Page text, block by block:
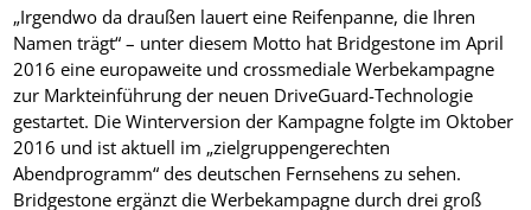
„Irgendwo da draußen lauert eine Reifenpanne, die Ihren
Namen trägt“ – unter diesem Motto hat Bridgestone im April
2016 eine europaweite und crossmediale Werbekampagne
zur Markteinführung der neuen DriveGuard-Technologie
gestartet. Die Winterversion der Kampagne folgte im Oktober
2016 und ist aktuell im „zielgruppengerechten
Abendprogramm“ des deutschen Fernsehens zu sehen.
Bridgestone ergänzt die Werbekampagne durch drei groß